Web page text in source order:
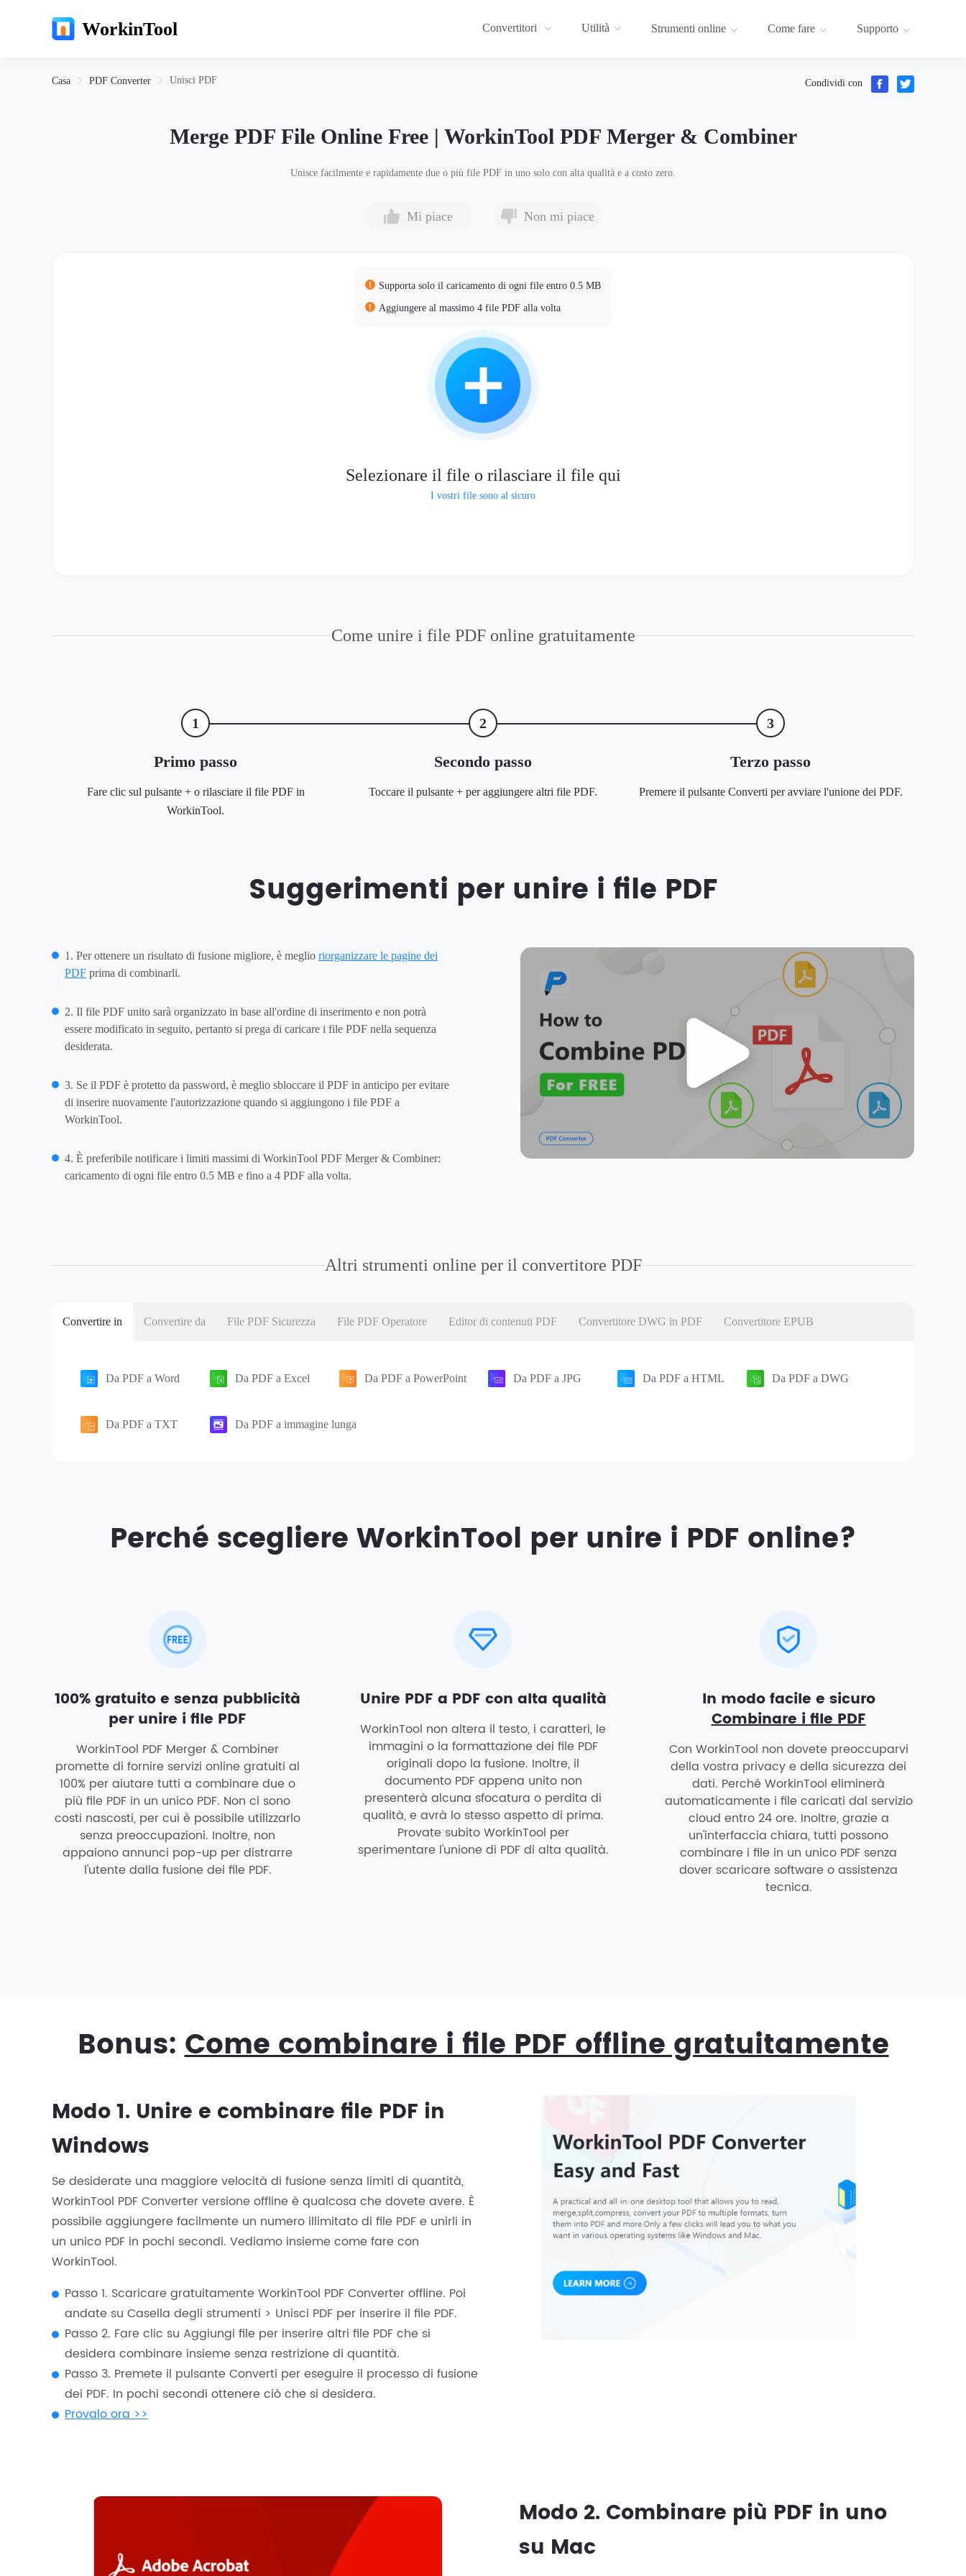
WorkinTool Convertitori Utilità Strumenti online Come fare Supporto
Casa PDF Converter Unisci PDF Condividi con
Merge PDF File Online Free | WorkinTool PDF Merger & Combiner
Unisce facilmente e rapidamente due o più file PDF in uno solo con alta qualità e a costo zero.
Mi piace Non mi piace
Supporta solo il caricamento di ogni file entro 0.5 MB
Aggiungere al massimo 4 file PDF alla volta
Selezionare il file o rilasciare il file qui
I vostri file sono al sicuro
Come unire i file PDF online gratuitamente
1
Primo passo
Fare clic sul pulsante + o rilasciare il file PDF in
WorkinTool.
2
Secondo passo
Toccare il pulsante + per aggiungere altri file PDF.
3
Terzo passo
Premere il pulsante Converti per avviare l'unione dei PDF.
Suggerimenti per unire i file PDF
1. Per ottenere un risultato di fusione migliore, è meglio riorganizzare le pagine dei
PDF prima di combinarli.
2. Il file PDF unito sarà organizzato in base all'ordine di inserimento e non potrà
essere modificato in seguito, pertanto si prega di caricare i file PDF nella sequenza
desiderata.
3. Se il PDF è protetto da password, è meglio sbloccare il PDF in anticipo per evitare
di inserire nuovamente l'autorizzazione quando si aggiungono i file PDF a
WorkinTool.
4. È preferibile notificare i limiti massimi di WorkinTool PDF Merger & Combiner:
caricamento di ogni file entro 0.5 MB e fino a 4 PDF alla volta.
Altri strumenti online per il convertitore PDF
Convertire in Convertire da File PDF Sicurezza File PDF Operatore Editor di contenuti PDF Convertitore DWG in PDF Convertitore EPUB
Da PDF a Word Da PDF a Excel Da PDF a PowerPoint Da PDF a JPG Da PDF a HTML Da PDF a DWG
Da PDF a TXT Da PDF a immagine lunga
Perché scegliere WorkinTool per unire i PDF online?
100% gratuito e senza pubblicità
per unire i file PDF
WorkinTool PDF Merger & Combiner
promette di fornire servizi online gratuiti al
100% per aiutare tutti a combinare due o
più file PDF in un unico PDF. Non ci sono
costi nascosti, per cui è possibile utilizzarlo
senza preoccupazioni. Inoltre, non
appaiono annunci pop-up per distrarre
l'utente dalla fusione dei file PDF.
Unire PDF a PDF con alta qualità
WorkinTool non altera il testo, i caratteri, le
immagini o la formattazione dei file PDF
originali dopo la fusione. Inoltre, il
documento PDF appena unito non
presenterà alcuna sfocatura o perdita di
qualità, e avrà lo stesso aspetto di prima.
Provate subito WorkinTool per
sperimentare l'unione di PDF di alta qualità.
In modo facile e sicuro
Combinare i file PDF
Con WorkinTool non dovete preoccuparvi
della vostra privacy e della sicurezza dei
dati. Perché WorkinTool eliminerà
automaticamente i file caricati dal servizio
cloud entro 24 ore. Inoltre, grazie a
un'interfaccia chiara, tutti possono
combinare i file in un unico PDF senza
dover scaricare software o assistenza
tecnica.
Bonus:Come combinare i file PDF offline gratuitamente
Modo 1. Unire e combinare file PDF in
Windows
Se desiderate una maggiore velocità di fusione senza limiti di quantità,
WorkinTool PDF Converter versione offline è qualcosa che dovete avere. È
possibile aggiungere facilmente un numero illimitato di file PDF e unirli in
un unico PDF in pochi secondi. Vediamo insieme come fare con
WorkinTool.
Passo 1. Scaricare gratuitamente WorkinTool PDF Converter offline. Poi
andate su Casella degli strumenti > Unisci PDF per inserire il file PDF.
Passo 2. Fare clic su Aggiungi file per inserire altri file PDF che si
desidera combinare insieme senza restrizione di quantità.
Passo 3. Premete il pulsante Converti per eseguire il processo di fusione
dei PDF. In pochi secondi ottenere ciò che si desidera.
Provalo ora >>
Modo 2. Combinare più PDF in uno
su Mac